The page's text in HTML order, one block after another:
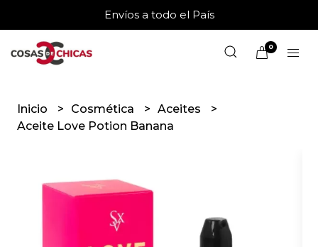
Envíos a todo el País
0
Inicio Cosmética
Aceites
Aceite Love Potion Banana